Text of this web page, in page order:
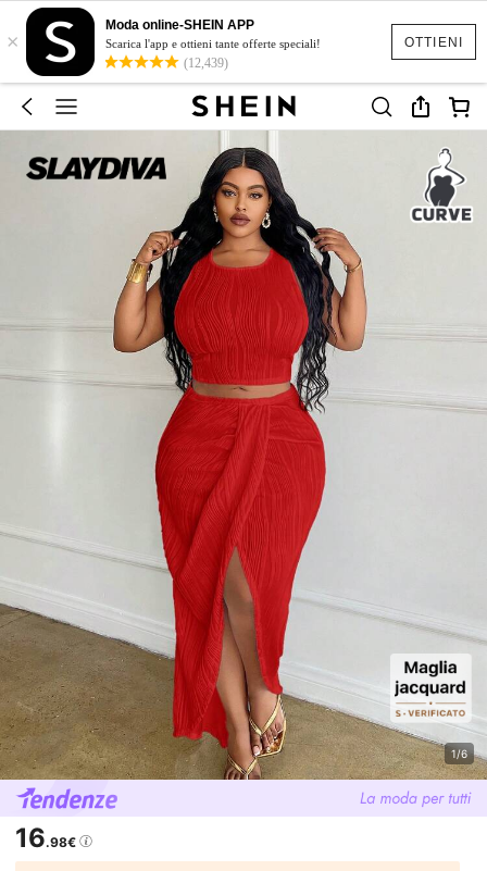
OTTIENI
×
Moda online-SHEIN APP
Scarica l'app e ottieni tante offerte speciali!
(12,439)
1/6
16.98€